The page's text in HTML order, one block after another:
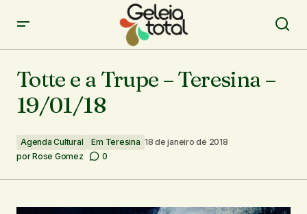
Totte e a Trupe – Teresina –
19/01/18
Agenda Cultural Em Teresina 18 de janeiro de 2018
porRose Gomez 0